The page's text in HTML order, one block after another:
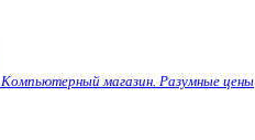
Компьютерный магазин. Разумные цены